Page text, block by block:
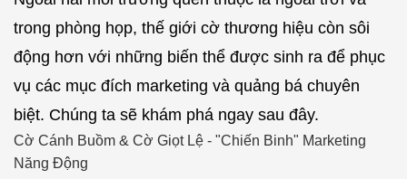
trong phòng họp, thế giới cờ thương hiệu còn sôi
động hơn với những biến thể được sinh ra để phục
vụ các mục đích marketing và quảng bá chuyên
biệt. Chúng ta sẽ khám phá ngay sau đây.
Cờ Cánh Buồm & Cờ Giọt Lệ - "Chiến Binh" Marketing
Năng Động